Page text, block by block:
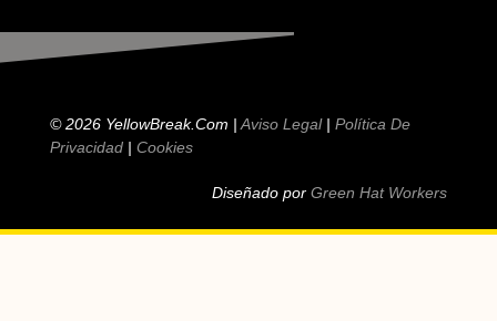
© 2026 YellowBreak.com | Aviso Legal| Política De
Privacidad| Cookies
Diseñado porGreen Hat Workers